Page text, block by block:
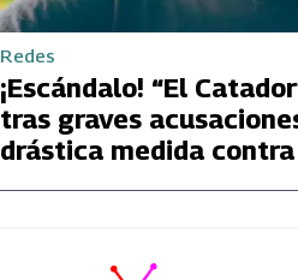
Redes
¡Escándalo! “El
tras graves
drástica medida